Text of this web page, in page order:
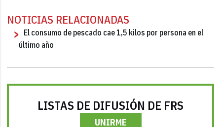
NOTICIAS RELACIONADAS
El consumo de pescado cae 1,5 kilos por persona en el
último año
LISTAS DE DIFUSIÓN DE FRS
UNIRME